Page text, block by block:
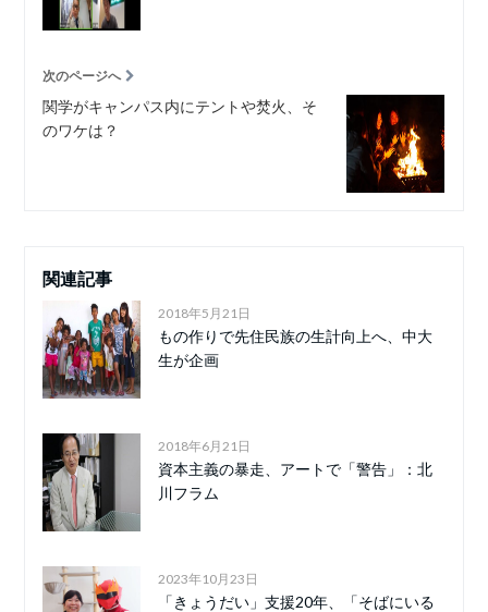
次のページへ
関学がキャンパス内にテントや焚火、そ
のワケは？
関連記事
2018年5月21日
もの作りで先住民族の生計向上へ、中大
生が企画
2018年6月21日
資本主義の暴走、アートで「警告」：北
川フラム
2023年10月23日
「きょうだい」支援20年、「そばにいる